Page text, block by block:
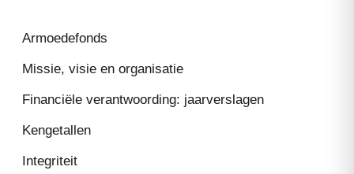
Armoedefonds
Missie, visie en organisatie
Financiële verantwoording: jaarverslagen
Kengetallen
Integriteit